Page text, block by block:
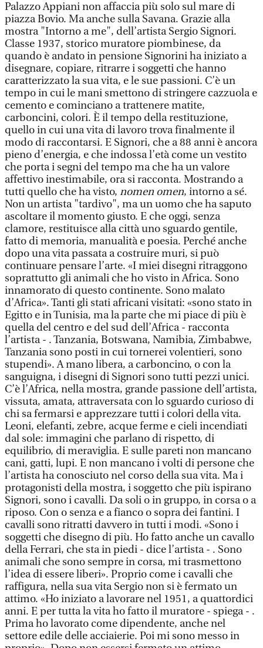
Palazzo Appiani non affaccia più solo sul mare di
piazza Bovio. Ma anche sulla Savana. Grazie alla
mostra "Intorno a me", dell’artista Sergio Signori.
Classe 1937, storico muratore piombinese, da
quando è andato in pensione Signorini ha iniziato a
disegnare, copiare, ritrarre i soggetti che hanno
caratterizzato la sua vita, e le sue passioni. C’è un
tempo in cui le mani smettono di stringere cazzuola e
cemento e cominciano a trattenere matite,
carboncini, colori. È il tempo della restituzione,
quello in cui una vita di lavoro trova finalmente il
modo di raccontarsi. E Signori, che a 88 anni è ancora
pieno d’energia, e che indossa l’età come un vestito
che porta i segni del tempo ma che ha un valore
affettivo inestimabile, ora si racconta. Mostrando a
tutti quello che ha visto, nomen omen, intorno a sé.
Non un artista "tardivo", ma un uomo che ha saputo
ascoltare il momento giusto. E che oggi, senza
clamore, restituisce alla città uno sguardo gentile,
fatto di memoria, manualità e poesia. Perché anche
dopo una vita passata a costruire muri, si può
continuare pensare l’arte. «I miei disegni ritraggono
soprattutto gli animali che ho visto in Africa. Sono
innamorato di questo continente. Sono malato
d’Africa». Tanti gli stati africani visitati: «sono stato in
Egitto e in Tunisia, ma la parte che mi piace di più è
quella del centro e del sud dell’Africa - racconta
l’artista - . Tanzania, Botswana, Namibia, Zimbabwe,
Tanzania sono posti in cui tornerei volentieri, sono
stupendi». A mano libera, a carboncino, o con la
sanguigna, i disegni di Signori sono tutti pezzi unici.
C’è l’Africa, nella mostra, grande passione dell’artista,
vissuta, amata, attraversata con lo sguardo curioso di
chi sa fermarsi e apprezzare tutti i colori della vita.
Leoni, elefanti, zebre, acque ferme e cieli incendiati
dal sole: immagini che parlano di rispetto, di
equilibrio, di meraviglia. E sulle pareti non mancano
cani, gatti, lupi. E non mancano i volti di persone che
l’artista ha conosciuto nel corso della sua vita. Ma i
protagonisti della mostra, i soggetto che più ispirano
Signori, sono i cavalli. Da soli o in gruppo, in corsa o a
riposo. Con o senza e a fianco o sopra dei fantini. I
cavalli sono ritratti davvero in tutti i modi. «Sono i
soggetti che disegno di più. Ho fatto anche un cavallo
della Ferrari, che sta in piedi - dice l’artista - . Sono
animali che sono sempre in corsa, mi trasmettono
l’idea di essere liberi». Proprio come i cavalli che
raffigura, nella sua vita Sergio non si è fermato un
attimo. «Ho iniziato a lavorare nel 1951, a quattordici
anni. E per tutta la vita ho fatto il muratore - spiega - .
Prima ho lavorato come dipendente, anche nel
settore edile delle acciaierie. Poi mi sono messo in